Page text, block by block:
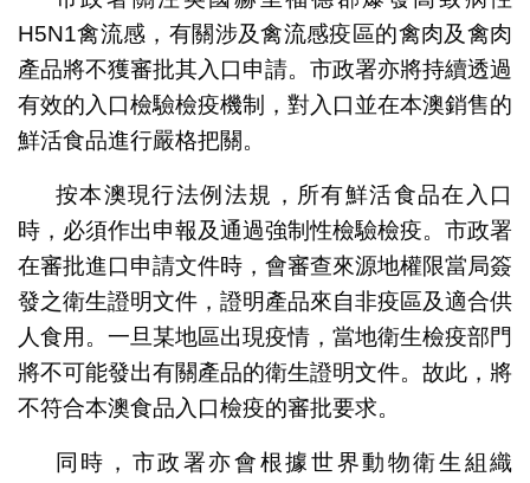
H5N1禽流感，有關涉及禽流感疫區的禽肉及禽肉
產品將不獲審批其入口申請。市政署亦將持續透過
有效的入口檢驗檢疫機制，對入口並在本澳銷售的
鮮活食品進行嚴格把關。
按本澳現行法例法規，所有鮮活食品在入口
時，必須作出申報及通過強制性檢驗檢疫。市政署
在審批進口申請文件時，會審查來源地權限當局簽
發之衛生證明文件，證明產品來自非疫區及適合供
人食用。一旦某地區出現疫情，當地衛生檢疫部門
將不可能發出有關產品的衛生證明文件。故此，將
不符合本澳食品入口檢疫的審批要求。
同時，市政署亦會根據世界動物衛生組織